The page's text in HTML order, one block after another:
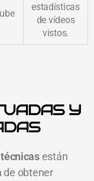
estadísticas
de vídeos
vistos.
Y
técnicasestán
de obtener